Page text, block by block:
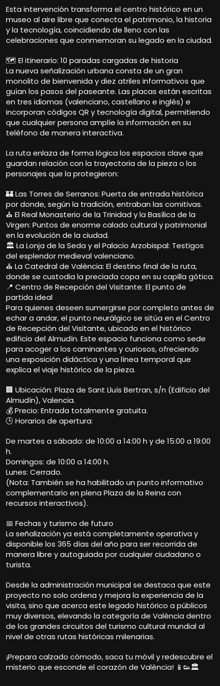
Esta intervención transforma el centro histórico en un
museo al aire libre que conecta el patrimonio, la historia
y la tecnología, coincidiendo de lleno con las
celebraciones que conmemoran su legado en la ciudad.
🗺️ El itinerario: 10 paradas cargadas de historia
La nueva señalización urbana consta de un gran
monolito de bienvenida y diez atriles informativos que
guían los pasos del paseante. Las placas están escritas
en tres idiomas (valenciano, castellano e inglés) e
incorporan códigos QR y tecnología digital, permitiendo
que cualquier persona amplíe la información en su
teléfono de manera interactiva.
La ruta enlaza de forma lógica los espacios clave que
guardan relación con la trayectoria de la pieza o los
personajes que la protegieron:
🏰 Las Torres de Serranos: Puerta de entrada histórica
por donde, según la tradición, entraban las comitivas.
⛪ El Real Monasterio de la Trinidad y la Basílica de la
Virgen: Puntos de enorme calado cultural y patrimonial
en la evolución de la ciudad.
🏛️ La Lonja de la Seda y el Palacio Arzobispal: Testigos
del esplendor medieval valenciano.
⛪ La Catedral de València: El destino final de la ruta,
donde se custodia la preciada copa en su capilla gótica.
📍 Centro de Recepción del Visitante: El punto de
partida ideal
Para quienes deseen sumergirse por completo antes de
echar a andar, el punto neurálgico se sitúa en el Centro
de Recepción del Visitante, ubicado en el histórico
edificio del Almudín. Este espacio funciona como sede
para acoger a los caminantes y curiosos, ofreciendo
una exposición didáctica y una línea temporal que
explica el viaje histórico de la pieza.
🏢 Ubicación: Plaza de Sant Lluís Bertran, s/n (Edificio del
Almudín), Valencia.
💰 Precio: Entrada totalmente gratuita.
🕒 Horarios de apertura:
De martes a sábado: de 10:00 a 14:00 h y de 15:00 a 19:00
h.
Domingos: de 10:00 a 14:00 h.
Lunes: Cerrado.
(Nota: También se ha habilitado un punto informativo
complementario en plena Plaza de la Reina con
recursos interactivos).
📅 Fechas y turismo de futuro
La señalización ya está completamente operativa y
disponible los 365 días del año para ser recorrida de
manera libre y autoguiada por cualquier ciudadano o
turista.
Desde la administración municipal se destaca que este
proyecto no solo ordena y mejora la experiencia de la
visita, sino que acerca este legado histórico a públicos
muy diversos, elevando la categoría de València dentro
de los grandes circuitos del turismo cultural mundial al
nivel de otras rutas históricas milenarias.
¡Prepara calzado cómodo, saca tu móvil y redescubre el
misterio que esconde el corazón de València! 📱👟🏛️